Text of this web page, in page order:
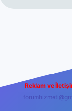
Reklam ve